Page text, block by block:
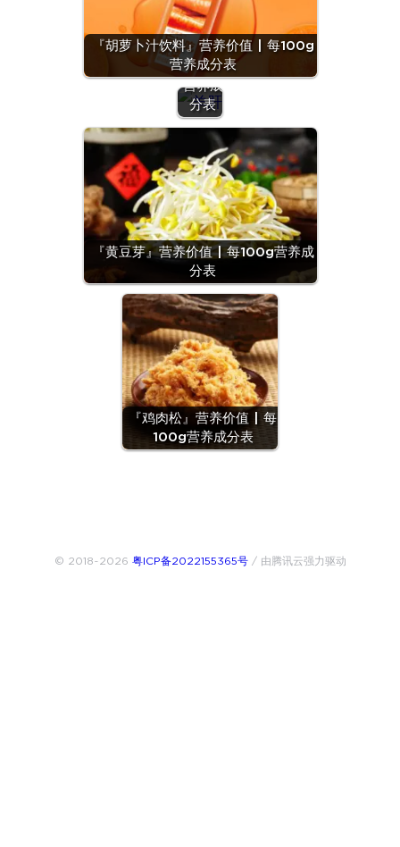
『胡萝卜汁饮料』营养价值 | 每100g
营养成分表
肝』营
养价值
| 每
100g
营养成
分表
『黄豆芽』营养价值 | 每100g营养成
分表
『鸡肉松』营养价值 | 每
100g营养成分表
© 2018~2026 粤ICP备2022155365号/ 由腾讯云强力驱动